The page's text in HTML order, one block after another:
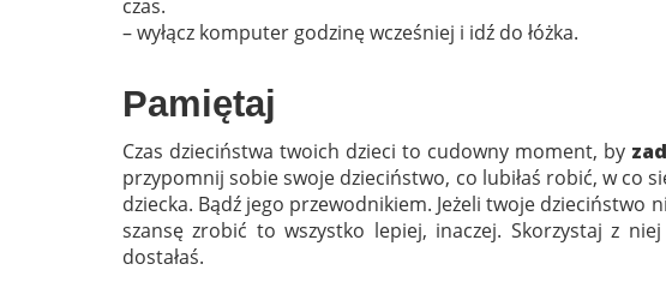
czas.
– wyłącz komputer godzinę wcześniej i idź do łóżka.
Pamiętaj
Czas dzieciństwa twoich dzieci to cudowny moment, by
przypomnij sobie swoje dzieciństwo, co lubiłaś robić, w co
dziecka. Bądź jego przewodnikiem. Jeżeli twoje dzieciństwo
szansę zrobić to wszystko lepiej, inaczej. Skorzystaj z
dostałaś.